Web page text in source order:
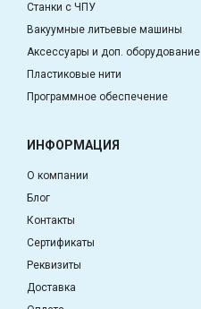
Станки с ЧПУ
Вакуумные литьевые машины
Аксессуары и доп. оборудование
Пластиковые нити
Программное обеспечение
ИНФОРМАЦИЯ
О компании
Блог
Контакты
Сертификаты
Реквизиты
Доставка